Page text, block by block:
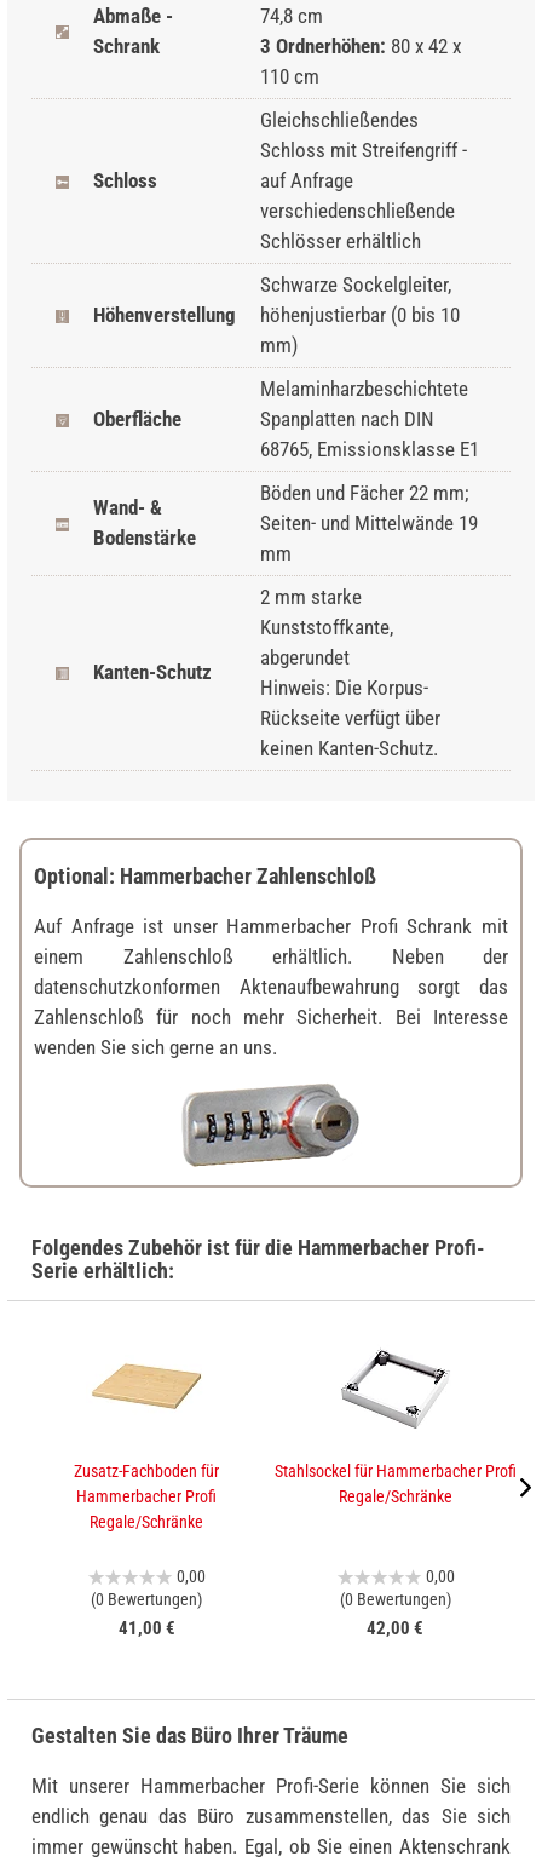
Abmaße -
Schrank
74,8 cm
3 Ordnerhöhen: 80 x 42 x
110 cm
Schloss
Gleichschließendes
Schloss mit Streifengriff -
auf Anfrage
verschiedenschließende
Schlösser erhältlich
Höhenverstellung
Schwarze Sockelgleiter,
höhenjustierbar (0 bis 10
mm)
Oberfläche
Melaminharzbeschichtete
Spanplatten nach DIN
68765, Emissionsklasse E1
Wand- &
Bodenstärke
Böden und Fächer 22 mm;
Seiten- und Mittelwände 19
mm
Kanten-Schutz
2 mm starke
Kunststoffkante,
abgerundet
Hinweis: Die Korpus-
Rückseite verfügt über
keinen Kanten-Schutz.
Optional: Hammerbacher Zahlenschloß
Auf Anfrage ist unser Hammerbacher Profi Schrank mit
einem Zahlenschloß erhältlich. Neben der
datenschutzkonformen Aktenaufbewahrung sorgt das
Zahlenschloß für noch mehr Sicherheit. Bei Interesse
wenden Sie sich gerne an uns.
Folgendes Zubehör ist für die Hammerbacher Profi-
Serie erhältlich:
Zusatz-Fachboden für
Hammerbacher Profi
Regale/Schränke
0,00
(0 Bewertungen)
41,00 €
Stahlsockel für Hammerbacher Profi
Regale/Schränke
0,00
(0 Bewertungen)
42,00 €
Gestalten Sie das Büro Ihrer Träume
Mit unserer Hammerbacher Profi-Serie können Sie sich
endlich genau das Büro zusammenstellen, das Sie sich
immer gewünscht haben. Egal, ob Sie einen Aktenschrank